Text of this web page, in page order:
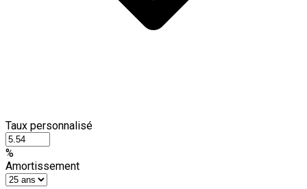
Taux personnalisé
%
Amortissement